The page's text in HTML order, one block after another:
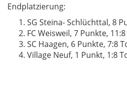
Endplatzierung:
SG Steina- Schlüchttal, 8
FC Weisweil, 7 Punkte,
SC Haagen, 6 Punkte, 7:8
Village Neuf, 1 Punkt, 1:8